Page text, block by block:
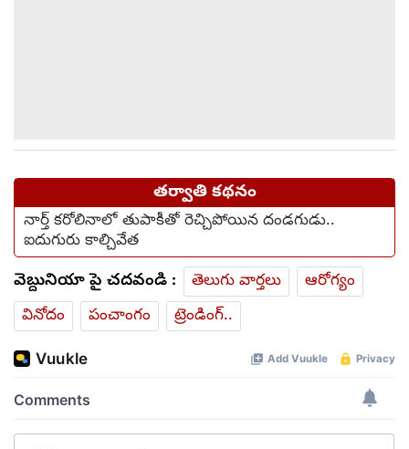
తర్వాతి కథనం
నార్త్ కరోలినాలో తుపాకీతో రెచ్చిపోయిన దండగుడు..
ఐదుగురు కాల్చివేత
వెబ్దునియా పై చదవండి : తెలుగు వార్తలు
ఆరోగ్యం
వినోదం
పంచాంగం ట్రెండింగ్..